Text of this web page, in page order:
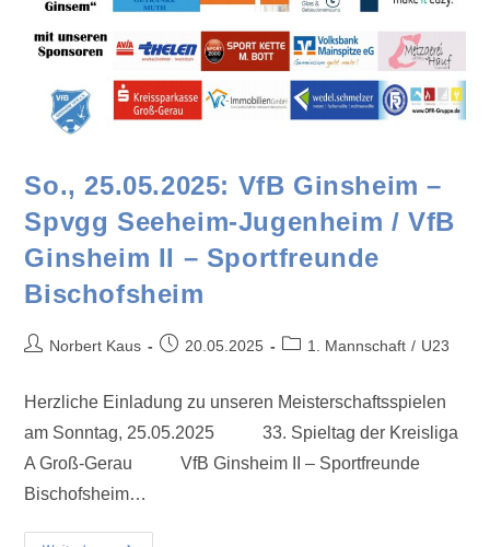
So., 25.05.2025: VfB Ginsheim –
Spvgg Seeheim-Jugenheim / VfB
Ginsheim II – Sportfreunde
Bischofsheim
Norbert Kaus 20.05.2025 1. Mannschaft / U23
Herzliche Einladung zu unseren Meisterschaftsspielen
am Sonntag, 25.05.2025 33. Spieltag der Kreisliga
A Groß-Gerau VfB Ginsheim II – Sportfreunde
Bischofsheim…